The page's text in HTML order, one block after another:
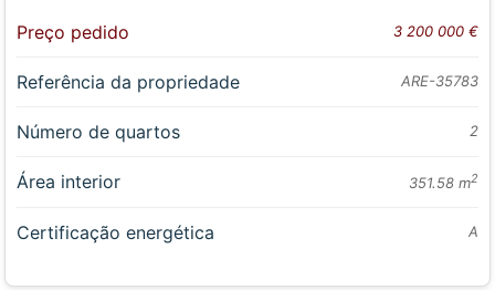
Preço pedido 3 200 000 €
Referência da propriedade ARE-35783
Número de quartos 2
Área interior 351.58 m2
Certificação energética A